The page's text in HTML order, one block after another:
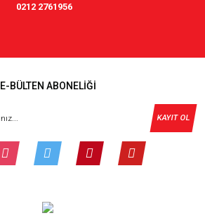
0212 2761956
E-BÜLTEN ABONELİĞİ
KAYIT OL